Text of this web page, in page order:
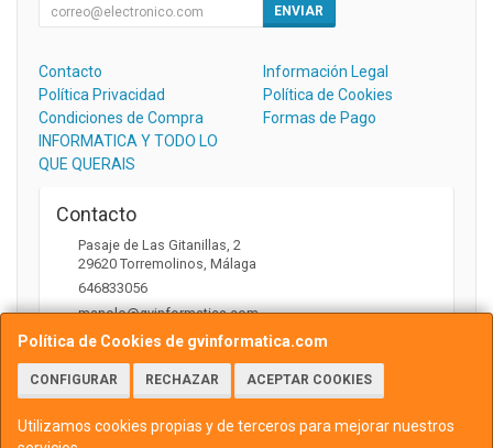
Política de Cookies de gvinformatica.com
CONFIGURAR RECHAZAR ACEPTAR COOKIES
Utilizamos cookies propias y de terceros para mejorar nuestros
ENVIAR
Contacto
Información Legal
Política Privacidad
Política de Cookies
Condiciones de Compra
Formas de Pago
INFORMATICA Y TODO LO
QUE QUERAIS
Contacto
Pasaje de Las Gitanillas, 2
29620 Torremolinos Málaga
646833056
manolo@gvinformatica.com
Horario
10:00 a 13:30 y 16:00 a 18:00